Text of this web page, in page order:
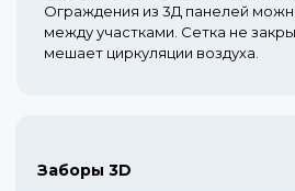
Ограждения из 3Д панелей
между участками. Сетка не
мешает циркуляции воздуха.
Заборы 3D